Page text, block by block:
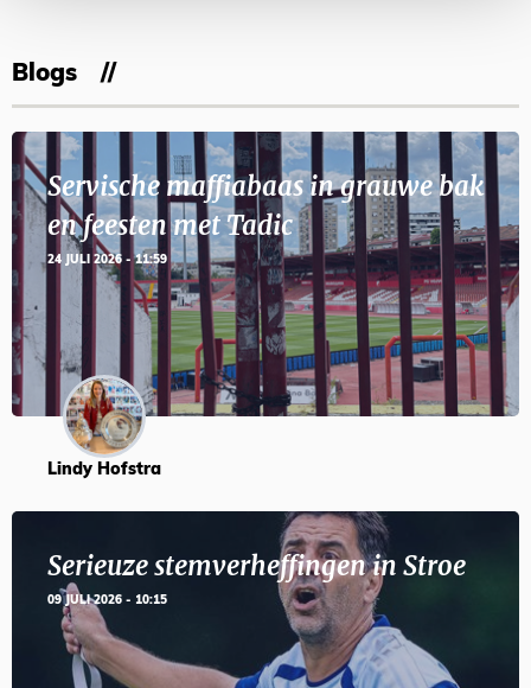
Blogs
Servische maffiabaas in grauwe bak
en feesten met Tadic
24 JULI 2026 - 11:59
Lindy Hofstra
Serieuze stemverheffingen in Stroe
09 JULI 2026 - 10:15